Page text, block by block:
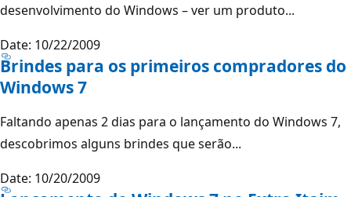
desenvolvimento do Windows – ver um produto...
Date: 10/22/2009
Brindes para os primeiros compradores do
Windows 7
Faltando apenas 2 dias para o lançamento do Windows 7,
descobrimos alguns brindes que serão...
Date: 10/20/2009